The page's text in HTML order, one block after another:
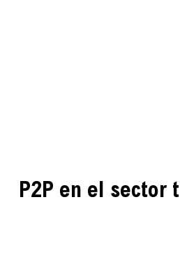
P2P en el sector